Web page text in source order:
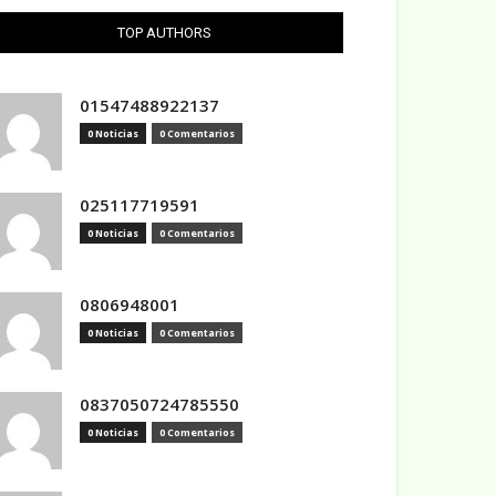
TOP AUTHORS
01547488922137
0 Noticias 0 Comentarios
025117719591
0 Noticias 0 Comentarios
0806948001
0 Noticias 0 Comentarios
0837050724785550
0 Noticias 0 Comentarios